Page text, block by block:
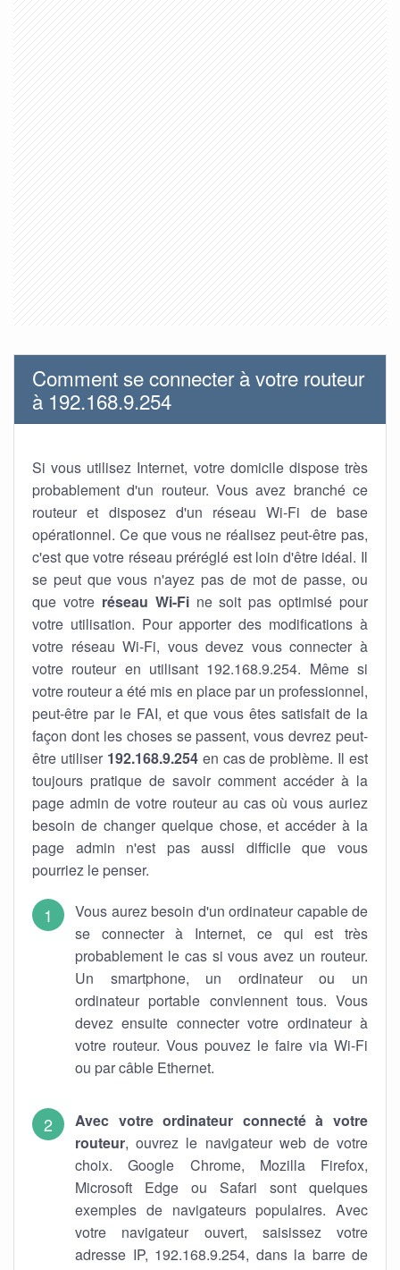
Comment se connecter à votre routeur
à 192.168.9.254
Si vous utilisez Internet, votre domicile dispose très
probablement d'un routeur. Vous avez branché ce
routeur et disposez d'un réseau Wi-Fi de base
opérationnel. Ce que vous ne réalisez peut-être pas,
c'est que votre réseau préréglé est loin d'être idéal. Il
se peut que vous n'ayez pas de mot de passe, ou
que votre réseau Wi-Fine soit pas optimisé pour
votre utilisation. Pour apporter des modifications à
votre réseau Wi-Fi, vous devez vous connecter à
votre routeur en utilisant 192.168.9.254. Même si
votre routeur a été mis en place par un professionnel,
peut-être par le FAI, et que vous êtes satisfait de la
façon dont les choses se passent, vous devrez peut-
être utiliser 192.168.9.254en cas de problème. Il est
toujours pratique de savoir comment accéder à la
page admin de votre routeur au cas où vous auriez
besoin de changer quelque chose, et accéder à la
page admin n'est pas aussi difficile que vous
pourriez le penser.
Vous aurez besoin d'un ordinateur capable de
se connecter à Internet, ce qui est très
probablement le cas si vous avez un routeur.
Un smartphone, un ordinateur ou un
ordinateur portable conviennent tous. Vous
devez ensuite connecter votre ordinateur à
votre routeur. Vous pouvez le faire via Wi-Fi
ou par câble Ethernet.
Avec votre ordinateur connecté à votre
routeur, ouvrez le navigateur web de votre
choix. Google Chrome, Mozilla Firefox,
Microsoft Edge ou Safari sont quelques
exemples de navigateurs populaires. Avec
votre navigateur ouvert, saisissez votre
adresse IP, 192.168.9.254, dans la barre de